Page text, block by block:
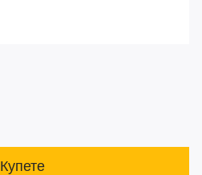
Купете